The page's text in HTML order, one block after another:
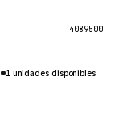
4089500
1 unidades disponibles